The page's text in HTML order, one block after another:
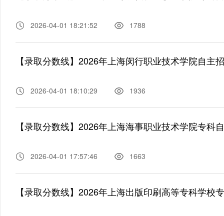
2026-04-01 18:21:52 1788
【录取分数线】2026年上海闵行职业技术学院自主
2026-04-01 18:10:29 1936
【录取分数线】2026年上海海事职业技术学院专科
2026-04-01 17:57:46 1663
【录取分数线】2026年上海出版印刷高等专科学校